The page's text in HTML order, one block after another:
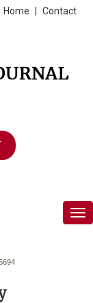
Contact
Home